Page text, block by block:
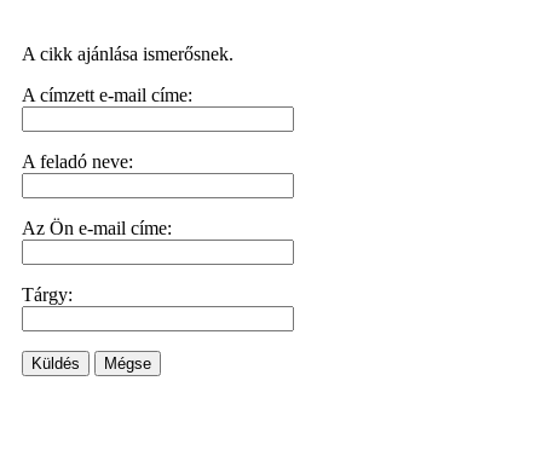
A cikk ajánlása ismerősnek.
A címzett e-mail címe:
A feladó neve:
Az Ön e-mail címe:
Tárgy:
Küldés Mégse